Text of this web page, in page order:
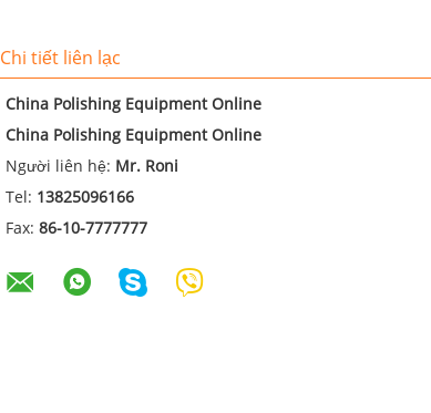
Chi tiết liên lạc
China Polishing Equipment Online
China Polishing Equipment Online
Người liên hệ: Mr. Roni
Tel: 13825096166
Fax: 86-10-7777777